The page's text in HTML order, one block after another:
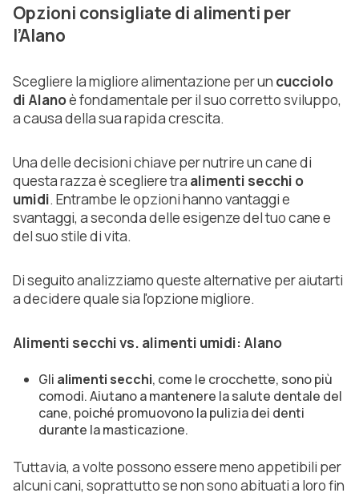
Opzioni consigliate di alimenti per
l’Alano
Scegliere la migliore alimentazione per un cucciolo
di Alanoè fondamentale per il suo corretto sviluppo,
a causa della sua rapida crescita.
Una delle decisioni chiave per nutrire un cane di
questa razza è scegliere tra alimenti secchi o
umidi. Entrambe le opzioni hanno vantaggi e
svantaggi, a seconda delle esigenze del tuo cane e
del suo stile di vita.
Di seguito analizziamo queste alternative per aiutarti
a decidere quale sia l'opzione migliore.
Alimenti secchi vs. alimenti umidi: Alano
Gli alimenti secchi, come le crocchette, sono più
comodi. Aiutano a mantenere la salute dentale del
cane, poiché promuovono la pulizia dei denti
durante la masticazione.
Tuttavia, a volte possono essere meno appetibili per
alcuni cani, soprattutto se non sono abituati a loro fin